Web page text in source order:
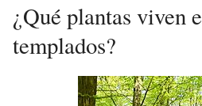
¿Qué plantas viven
templados?